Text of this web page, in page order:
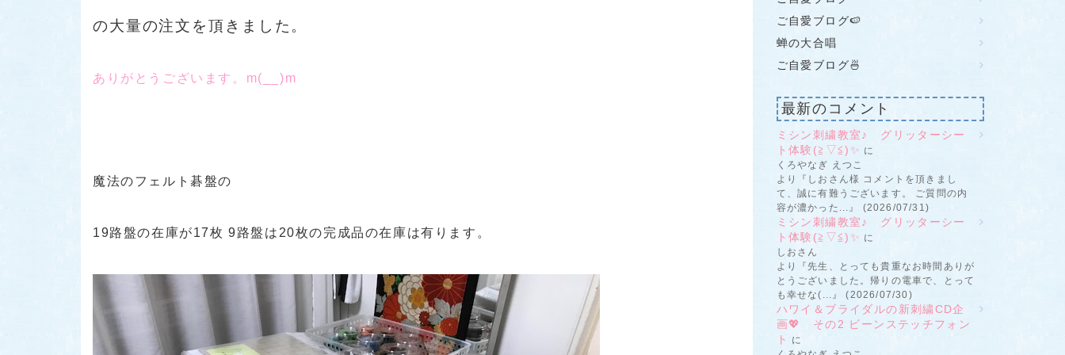
の大量の注文を頂きました。
ありがとうございます。m(__)m
魔法のフェルト碁盤の
19路盤の在庫が17枚 9路盤は20枚の完成品の在庫は有ります。
ご自愛ブログ🍉
蝉の大合唱
ご自愛ブログ🍜
最新のコメント
ミシン刺繍教室♪ グリッターシー
ト体験(≧▽≦)✨ に
くろやなぎ えつこ
より『しおさん様 コメントを頂きまし
て、誠に有難うございます。 ご質問の内
容が濃かった...』 (2026/07/31)
ミシン刺繍教室♪ グリッターシー
ト体験(≧▽≦)✨ に
しおさん
より『先生、とっても貴重なお時間ありが
とうございました。帰りの電車で、とって
も幸せな(...』 (2026/07/30)
ハワイ＆ブライダルの新刺繍CD企
画💖 その2 ビーンステッチフォン
ト
に